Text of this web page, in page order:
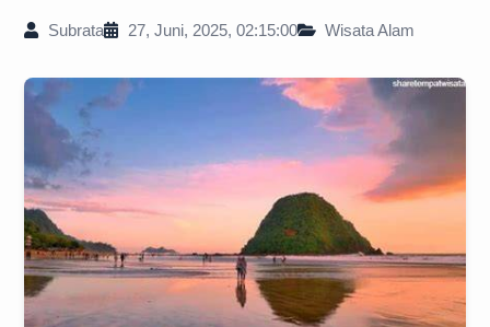
Subrata 27, Juni, 2025, 02:15:00 Wisata Alam